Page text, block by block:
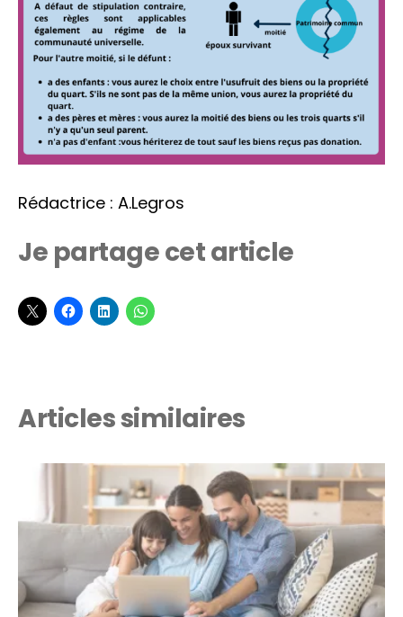
Rédactrice : A.Legros
Je partage cet article
Articles similaires